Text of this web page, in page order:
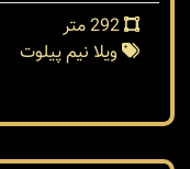
ویلا نیم پیلوت